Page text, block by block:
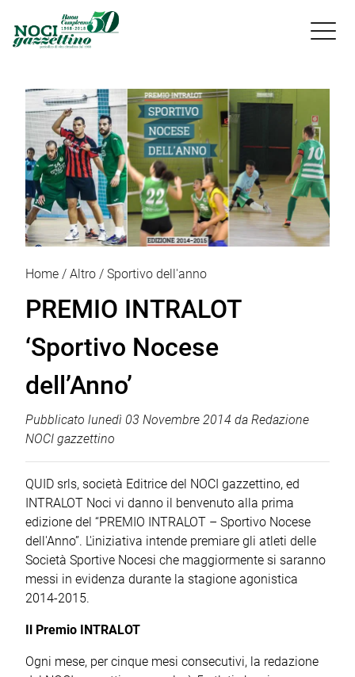

Home Altro Sportivo dell'anno
PREMIO INTRALOT
‘Sportivo Nocese
dell’Anno’
Pubblicato lunedì 03 Novembre 2014 da Redazione
NOCI gazzettino
QUID srls, società Editrice del NOCI gazzettino, ed
INTRALOT Noci vi danno il benvenuto alla prima
edizione del “PREMIO INTRALOT – Sportivo Nocese
dell'Anno”. L'iniziativa intende premiare gli atleti delle
Società Sportive Nocesi che maggiormente si saranno
messi in evidenza durante la stagione agonistica
2014-2015.
Il Premio INTRALOT
Ogni mese, per cinque mesi consecutivi, la redazione